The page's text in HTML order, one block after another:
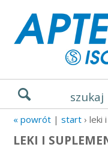
szukaj
« powrót | start › leki
LEKI I